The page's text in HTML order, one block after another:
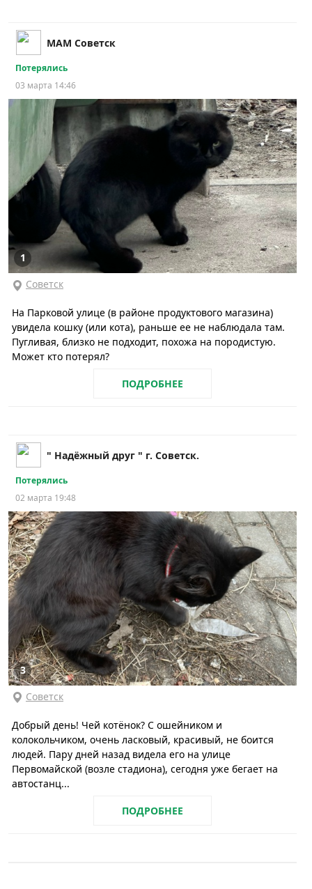
МАМ Советск
Потерялись
03 марта 14:46
1
Советск
На Парковой улице (в районе продуктового магазина)
увидела кошку (или кота), раньше ее не наблюдала там.
Пугливая, близко не подходит, похожа на породистую.
Может кто потерял?
ПОДРОБНЕЕ
" Надёжный друг " г. Советск.
Потерялись
02 марта 19:48
3
Советск
Добрый день! Чей котёнок? С ошейником и
колокольчиком, очень ласковый, красивый, не боится
людей. Пару дней назад видела его на улице
Первомайской (возле стадиона), сегодня уже бегает на
автостанц...
ПОДРОБНЕЕ